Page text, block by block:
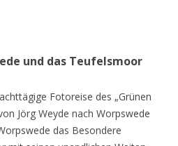
und das Teufelsmoor
Fotoreise des „Grünen
Jörg Weyde nach Worpswede
das Besondere